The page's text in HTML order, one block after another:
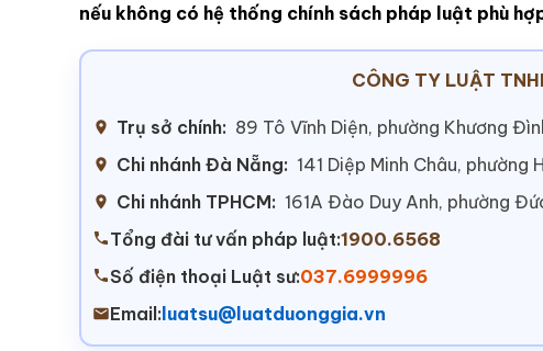
nếu không có hệ thống chính sách pháp luật phù
CÔNG TY LUẬT
Trụ sở chính: 89 Tô Vĩnh Diện, phường Khương
Chi nhánh Đà Nẵng: 141 Diệp Minh Châu, phường
Chi nhánh TPHCM: 161A Đào Duy Anh, phường
Tổng đài tư vấn pháp luật:1900.6568
Số điện thoại Luật sư:037.6999996
Email: luatsu@luatduonggia.vn